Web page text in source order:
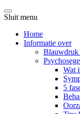
Sluit menu
Home
Informatie over
Blauwdruk
Wat
5